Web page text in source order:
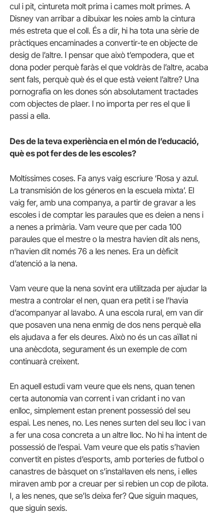
cul i pit, cintureta molt prima i cames molt primes. A
Disney van arribar a dibuixar les noies amb la cintura
més estreta que el coll. És a dir, hi ha tota una sèrie de
pràctiques encaminades a convertir-te en objecte de
desig de l’altre. I pensar que això t’empodera, que et
dona poder perquè faràs el que voldràs de l’altre, acaba
sent fals, perquè què és el que està veient l’altre? Una
pornografia on les dones són absolutament tractades
com objectes de plaer. I no importa per res el que li
passi a ella.
Des de la teva experiència en el món de l’educació,
què es pot fer des de les escoles?
Moltíssimes coses. Fa anys vaig escriure ‘Rosa y azul.
La transmisión de los géneros en la escuela mixta’. El
vaig fer, amb una companya, a partir de gravar a les
escoles i de comptar les paraules que es deien a nens i
a nenes a primària. Vam veure que per cada 100
paraules que el mestre o la mestra havien dit als nens,
n’havien dit només 76 a les nenes. Era un dèficit
d’atenció a la nena.
Vam veure que la nena sovint era utilitzada per ajudar la
mestra a controlar el nen, quan era petit i se l’havia
d’acompanyar al lavabo. A una escola rural, em van dir
que posaven una nena enmig de dos nens perquè ella
els ajudava a fer els deures. Això no és un cas aïllat ni
una anècdota, segurament és un exemple de com
continuarà creixent.
En aquell estudi vam veure que els nens, quan tenen
certa autonomia van corrent i van cridant i no van
enlloc, simplement estan prenent possessió del seu
espai. Les nenes, no. Les nenes surten del seu lloc i van
a fer una cosa concreta a un altre lloc. No hi ha intent de
possessió de l’espai. Vam veure que els patis s’havien
convertit en pistes d’esports, amb porteries de futbol o
canastres de bàsquet on s’instal·laven els nens, i elles
miraven amb por a creuar per si rebien un cop de pilota.
I, a les nenes, que se’ls deixa fer? Que siguin maques,
que siguin sexis.